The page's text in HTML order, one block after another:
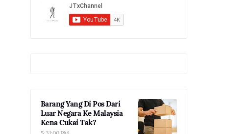
Barang Yang Di Pos Dari
Luar Negara Ke Malaysia
Kena Cukai Tak?